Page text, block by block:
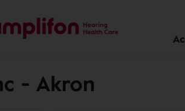
- Akron